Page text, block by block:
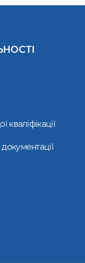
кваліфікації